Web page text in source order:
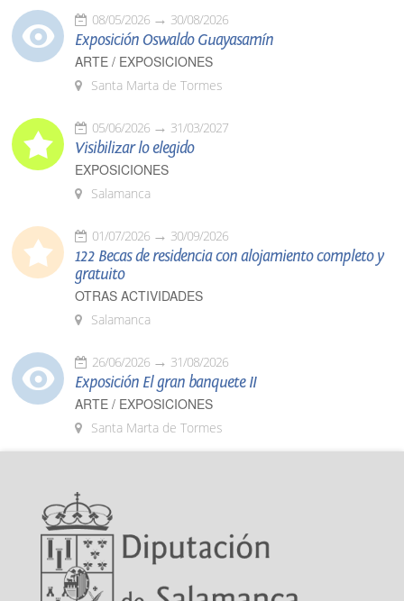
08/05/2026 30/08/2026
Exposición Oswaldo Guayasamín
ARTE / EXPOSICIONES
Santa Marta de Tormes
05/06/2026 31/03/2027
Visibilizar lo elegido
EXPOSICIONES
Salamanca
01/07/2026 30/09/2026
122 Becas de residencia con alojamiento completo y
gratuito
OTRAS ACTIVIDADES
Salamanca
26/06/2026 31/08/2026
Exposición El gran banquete II
ARTE / EXPOSICIONES
Santa Marta de Tormes